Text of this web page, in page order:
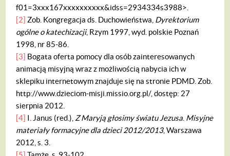
f01=3xxx167xxxxxxxxxx&idss=2934334s3988>.
[2] Zob. Kongregacja ds. Duchowieństwa, Dyrektorium
ogólne o katechizacji, Rzym 1997, wyd. polskie Poznań
1998, nr 85-86.
[3] Bogata oferta pomocy dla osób zainteresowanych
animacją misyjną wraz z możliwością nabycia ich w
sklepiku internetowym znajduje się na stronie PDMD. Zob.
http://www.dzieciom-misji.missio.org.pl/, dostęp: 27
sierpnia 2012.
[4] I. Janus (red.), Z Maryją głosimy światu Jezusa Misyjne
materiały formacyjne dla dzieci 2012/2013, Warszawa
2012, s. 3.